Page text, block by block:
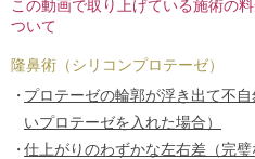
この動画で取り上げている施術の
ついて
隆鼻術（シリコンプロテーゼ）
プロテーゼの輪郭が浮き出て不
いプロテーゼを入れた場合）
仕上がりのわずかな左右差（完璧